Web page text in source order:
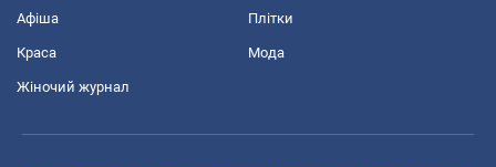
Афіша Плітки
Краса Мода
Жіночий журнал